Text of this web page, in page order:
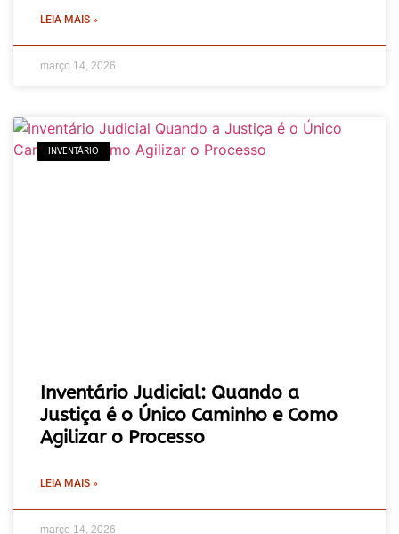
LEIA MAIS »
março 14, 2026
INVENTÁRIO
Inventário Judicial: Quando a
Justiça é o Único Caminho e Como
Agilizar o Processo
LEIA MAIS »
março 14, 2026